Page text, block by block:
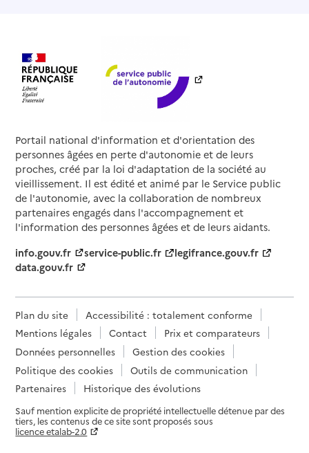
Portail national d'information et d'orientation des
personnes âgées en perte d'autonomie et de leurs
proches, créé par la loi d'adaptation de la société au
vieillissement. Il est édité et animé par le Service public
de l'autonomie, avec la collaboration de nombreux
partenaires engagés dans l'accompagnement et
l'information des personnes âgées et de leurs aidants.
info.gouv.fr
service-public.fr
legifrance.gouv.fr
data.gouv.fr
Plan du site
Accessibilité : totalement conforme
Mentions légales
Contact
Prix et comparateurs
Données personnelles
Gestion des cookies
Politique des cookies
Outils de communication
Partenaires
Historique des évolutions
Sauf mention explicite de propriété intellectuelle détenue par des
tiers, les contenus de ce site sont proposés sous
licence etalab-2.0